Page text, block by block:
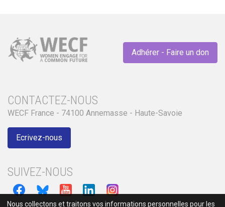
Adhérer - Faire un don
CONTACTEZ-NOUS
WECF France - 74100 Annemasse - Haute-Savoie
Ecrivez-nous
SUIVEZ-NOUS
Nous collectons et traitons vos informations personnelles pour les